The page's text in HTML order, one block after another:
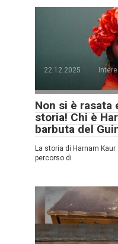
22.12.2025
Non si è rasata
storia! Chi è
barbuta del
La storia di Harnam
percorso di